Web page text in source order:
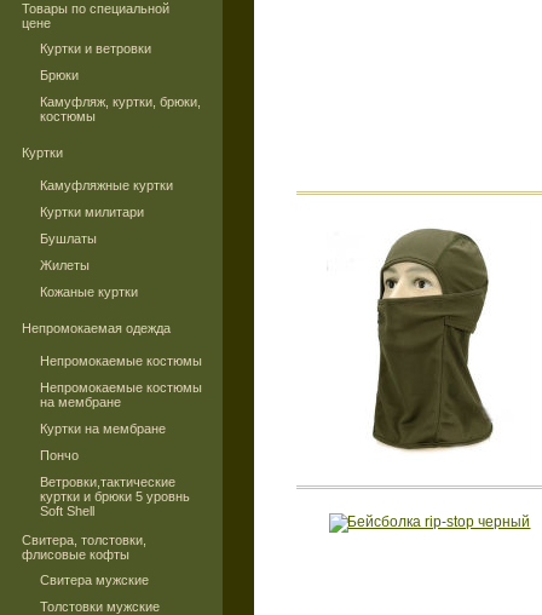
Товары по специальной
цене
Куртки и ветровки
Брюки
Камуфляж, куртки, брюки,
костюмы
Куртки
Камуфляжные куртки
Куртки милитари
Бушлаты
Жилеты
Кожаные куртки
Непромокаемая одежда
Непромокаемые костюмы
Непромокаемые костюмы
на мембране
Куртки на мембране
Пончо
Ветровки,тактические
куртки и брюки 5 уровнь
Soft Shell
Свитера, толстовки,
флисовые кофты
Свитера мужские
Толстовки мужские